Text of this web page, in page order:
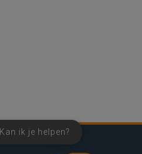
Kan ik je helpen?